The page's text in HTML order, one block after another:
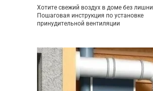
Хотите свежий воздух в доме без
Пошаговая инструкция по установке
принудительной вентиляции